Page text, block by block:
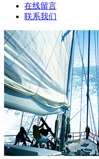
在线留言
联系我们